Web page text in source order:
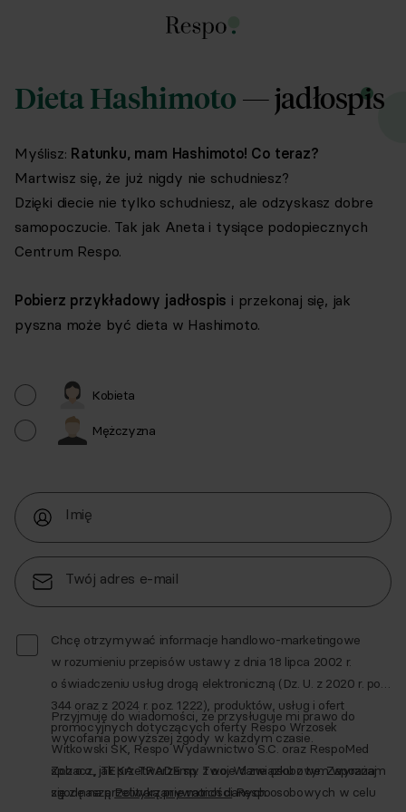
Dieta Hashimoto — jadłospis
Myślisz: Ratunku, mam Hashimoto! Co teraz?
Martwisz się, że już nigdy nie schudniesz?
Dzięki diecie nie tylko schudniesz, ale odzyskasz dobre
samopoczucie. Tak jak Aneta i tysiące podopiecznych
Centrum Respo.
Pobierz przykładowy jadłospis i przekonaj się, jak
pyszna może być dieta w Hashimoto.
Kobieta
Mężczyzna
Imię
Twój adres e-mail
Chcę otrzymywać informacje handlowo-marketingowe
w rozumieniu przepisów ustawy z dnia 18 lipca 2002 r.
o świadczeniu usług drogą elektroniczną (Dz. U. z 2020 r. poz.
344 oraz z 2024 r. poz. 1222), produktów, usług i ofert
promocyjnych dotyczących oferty Respo Wrzosek
Witkowski SK, Respo Wydawnictwo S.C. oraz RespoMed
sp.z o.o., TEKA TRADE sp. z o.o. W związku z tym wyrażam
zgodę na przetwarzanie moich danych osobowych w celu
Przyjmuję do wiadomości, że przysługuje mi prawo do
wycofania powyższej zgody w każdym czasie.
Zobacz, jak przetwarzamy Twoje dane osobowe. Zapoznaj
się z nasząPolityką prywatnościRespo